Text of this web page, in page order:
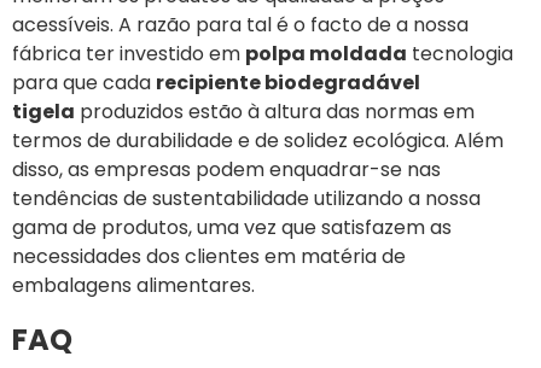
acessíveis. A razão para tal é o facto de a nossa
fábrica ter investido em polpa moldada tecnologia
para que cada recipiente biodegradável
tigela produzidos estão à altura das normas em
termos de durabilidade e de solidez ecológica. Além
disso, as empresas podem enquadrar-se nas
tendências de sustentabilidade utilizando a nossa
gama de produtos, uma vez que satisfazem as
necessidades dos clientes em matéria de
embalagens alimentares.
FAQ